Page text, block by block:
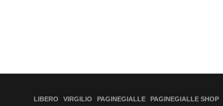
LIBERO VIRGILIO PAGINEGIALLE PAGINEGIALLE SHOP